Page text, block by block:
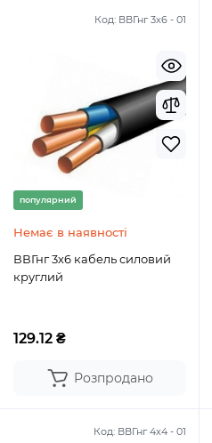
Код: ВВГнг 3х6 - 01
популярний
Немає в наявності
ВВГнг 3х6 кабель силовий
круглий
129.12 ₴
Розпродано
Код: ВВГнг 4х4 - 01